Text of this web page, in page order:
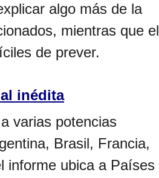
algo más de la
mientras que el
de prever.
inédita
varias potencias
Brasil, Francia,
informe ubica a Países